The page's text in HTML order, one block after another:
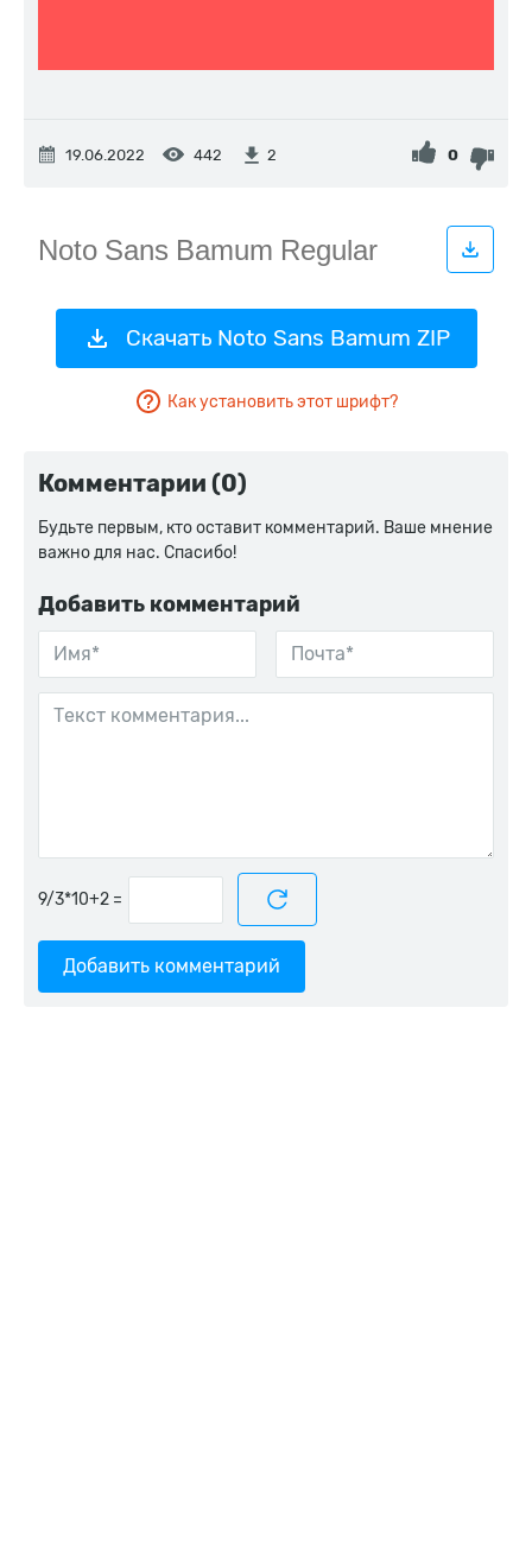
19.06.2022 442 2 0
Скачать Noto Sans Bamum ZIP
Как установить этот шрифт?
Комментарии (0)
Будьте первым, кто оставит комментарий. Ваше мнение
важно для нас. Спасибо!
Добавить комментарий
=
Добавить комментарий